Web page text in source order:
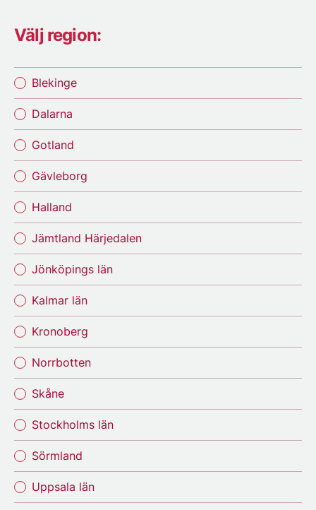
Välj region:
Blekinge
Dalarna
Gotland
Gävleborg
Halland
Jämtland Härjedalen
Jönköpings län
Kalmar län
Kronoberg
Norrbotten
Skåne
Stockholms län
Sörmland
Uppsala län